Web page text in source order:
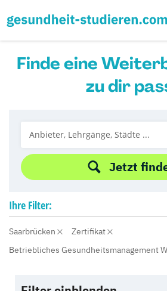
Finde eine
zu dir
Jetzt
Ihre Filter:
Saarbrücken
Zertifikat
Betriebliches Gesundheitsmanagement